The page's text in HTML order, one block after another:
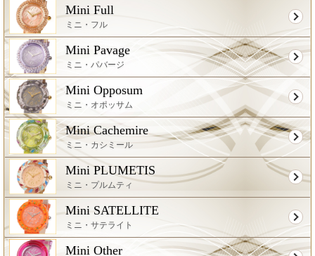
Mini Full
ミニ・フル
Mini Pavage
ミニ・パバージ
Mini Opposum
ミニ・オポッサム
Mini Cachemire
ミニ・カシミール
Mini PLUMETIS
ミニ・プルムティ
Mini SATELLITE
ミニ・サテライト
Mini Other